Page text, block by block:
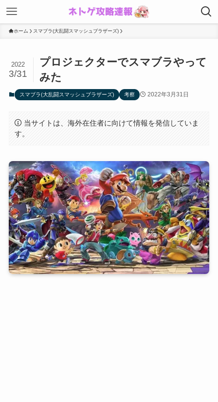
ホーム スマブラ(大乱闘スマッシュブラザーズ)
プロジェクターでスマブラやって
みた
2022
3/31
スマブラ(大乱闘スマッシュブラザーズ) 考察 2022年3月31日
当サイトは、海外在住者に向けて情報を発信していま
す。